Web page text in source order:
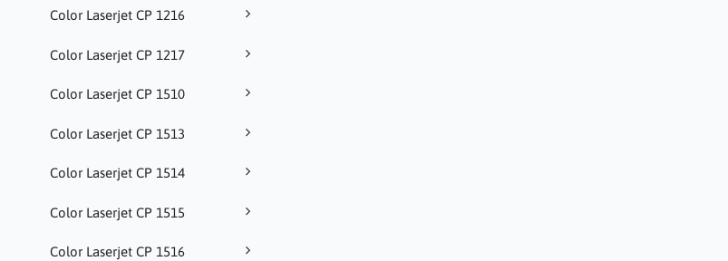
Color Laserjet CP 1216
Color Laserjet CP 1217
Color Laserjet CP 1510
Color Laserjet CP 1513
Color Laserjet CP 1514
Color Laserjet CP 1515
Color Laserjet CP 1516